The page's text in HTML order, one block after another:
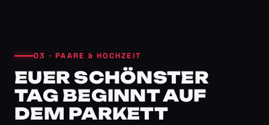
03 · PAARE & HOCHZEIT
EUER SCHÖNSTER
TAG BEGINNT AUF
DEM PARKETT